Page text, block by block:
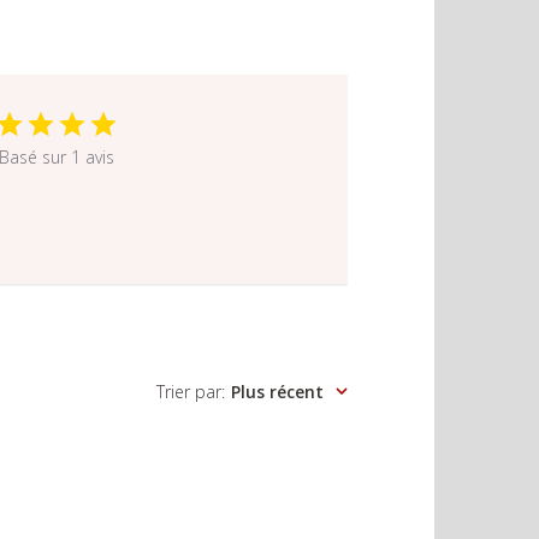
Basé sur 1 avis
Trier par: Plus récent